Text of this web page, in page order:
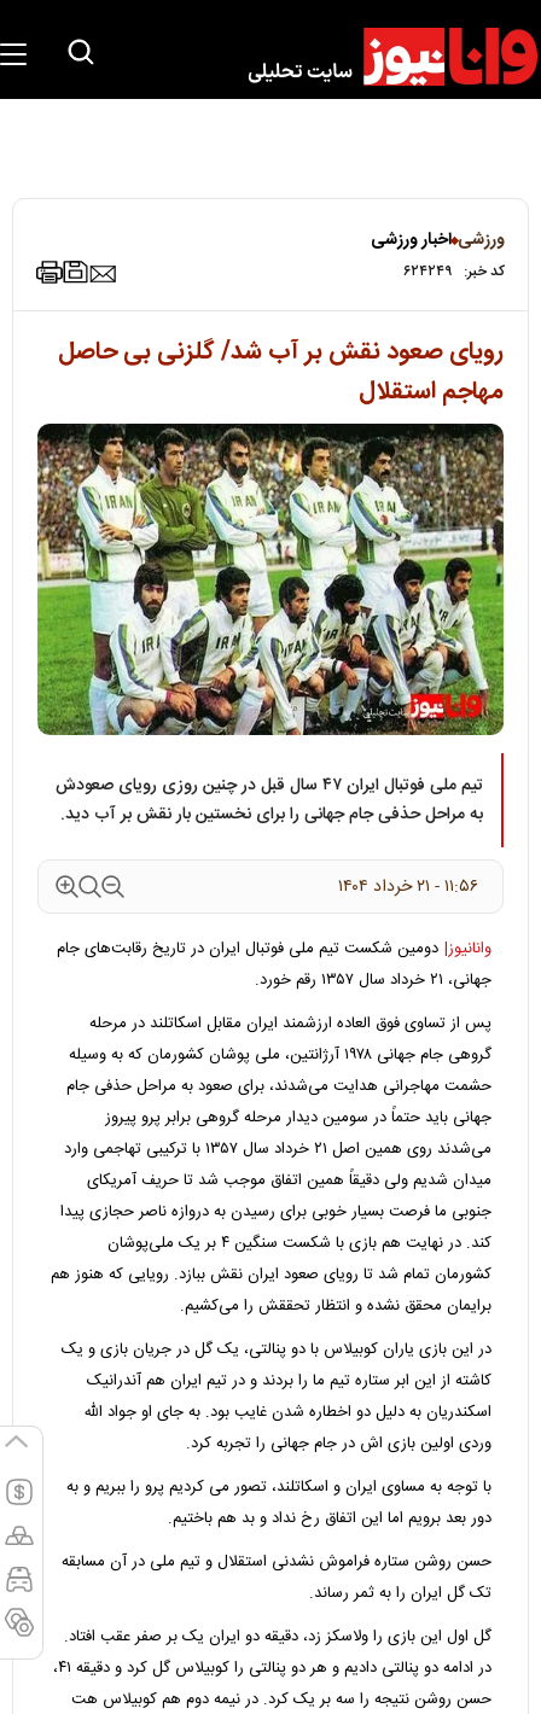
ورزشی اخبار ورزشی
کد خبر: ۶۲۴۲۴۹
رویای صعود نقش بر آب شد/ گلزنی بی حاصل
مهاجم استقلال
تیم ملی فوتبال ایران ۴۷ سال قبل در چنین روزی رویای صعودش
به مراحل حذفی جام جهانی را برای نخستین بار نقش بر آب دید.
۱۱:۵۶ - ۲۱ خرداد ۱۴۰۴
وانانیوز| دومین شکست تیم ملی فوتبال ایران در تاریخ رقابت‌های جام
جهانی، ۲۱ خرداد سال ۱۳۵۷ رقم خورد.
پس از تساوی فوق العاده ارزشمند ایران مقابل اسکاتلند در مرحله
گروهی جام جهانی ۱۹۷۸ آرژانتین، ملی پوشان کشورمان که به وسیله
حشمت مهاجرانی هدایت می‌شدند، برای صعود به مراحل حذفی جام
جهانی باید حتماً در سومین دیدار مرحله گروهی برابر پرو پیروز
می‌شدند روی همین اصل ۲۱ خرداد سال ۱۳۵۷ با ترکیبی تهاجمی وارد
میدان شدیم ولی دقیقاً همین اتفاق موجب شد تا حریف آمریکای
جنوبی ما فرصت بسیار خوبی برای رسیدن به دروازه ناصر حجازی پیدا
کند. در نهایت هم بازی با شکست سنگین ۴ بر یک ملی‌پوشان
کشورمان تمام شد تا رویای صعود ایران نقش ببازد. رویایی که هنوز هم
برایمان محقق نشده و انتظار تحققش را می‌کشیم.
در این بازی یاران کوبیلاس با دو پنالتی، یک گل در جریان بازی و یک
کاشته از این ابر ستاره تیم ما را بردند و در تیم ایران هم آندرانیک
اسکندریان به دلیل دو اخطاره شدن غایب بود. به جای او جواد الله
وردی اولین بازی اش در جام جهانی را تجربه کرد.
با توجه به مساوی ایران و اسکاتلند، تصور می کردیم پرو را ببریم و به
دور بعد برویم اما این اتفاق رخ نداد و بد هم باختیم.
حسن روشن ستاره فراموش نشدنی استقلال و تیم ملی در آن مسابقه
تک گل ایران را به ثمر رساند.
گل اول این بازی را ولاسکز زد، دقیقه دو ایران یک بر صفر عقب افتاد.
در ادامه دو پنالتی دادیم و هر دو پنالتی را کوبیلاس گل کرد و دقیقه ۴۱،
حسن روشن نتیجه را سه بر یک کرد. در نیمه دوم هم کوبیلاس هت